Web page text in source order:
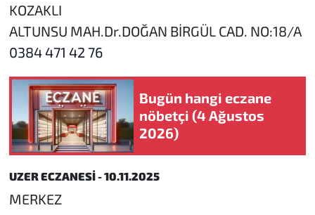
KOZAKLI
ALTUNSU MAH.Dr.DOĞAN BİRGÜL CAD. NO:18/A
0384 471 42 76
Bugün hangi eczane
nöbetçi (4 Ağustos
2026)
UZER ECZANESİ - 10.11.2025
MERKEZ